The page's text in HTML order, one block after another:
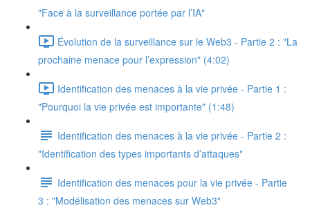
"Face à la surveillance portée par l’IA"
Évolution de la surveillance sur le Web3 - Partie 2 : "La
prochaine menace pour l’expression" (4:02)
Identification des menaces à la vie privée - Partie 1 :
"Pourquoi la vie privée est importante" (1:48)
Identification des menaces à la vie privée - Partie 2 :
"Identification des types importants d’attaques"
Identification des menaces pour la vie privée - Partie
3 : "Modélisation des menaces sur Web3"